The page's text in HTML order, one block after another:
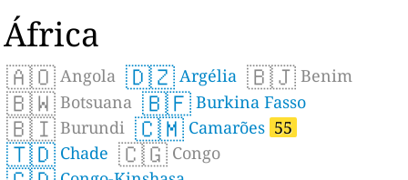
África
🇦🇴 Angola 🇩🇿 Argélia 🇧🇯 Benim
🇧🇼 Botsuana 🇧🇫 Burkina Fasso
🇧🇮 Burundi 🇨🇲 Camarões 55
🇹🇩 Chade 🇨🇬 Congo